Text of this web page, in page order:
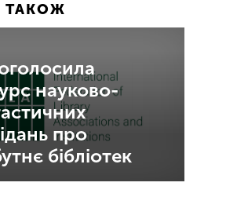
ТАКОЖ
науково-
про
бібліотек